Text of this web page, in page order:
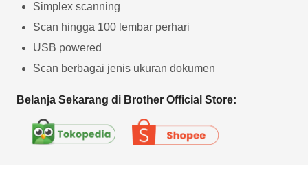
Simplex scanning
Scan hingga 100 lembar perhari
USB powered
Scan berbagai jenis ukuran dokumen
Belanja Sekarang di Brother Official Store: